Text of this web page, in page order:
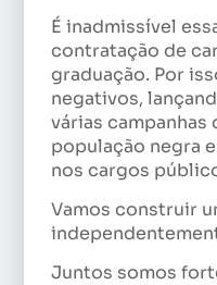
É inadmissível
contratação de
graduação. Por
negativos,
várias
população negra
nos cargos
Vamos construir
Juntos somos